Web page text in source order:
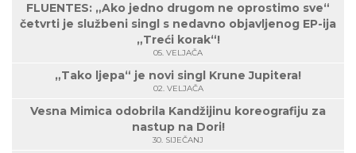
FLUENTES: „Ako jedno drugom ne oprostimo sve“
četvrti je službeni singl s nedavno objavljenog EP-ija
„Treći korak“!
05. VELJAČA
„Tako ljepa“ je novi singl Krune Jupitera!
02. VELJAČA
Vesna Mimica odobrila Kandžijinu koreografiju za
nastup na Dori!
30. SIJEČANJ